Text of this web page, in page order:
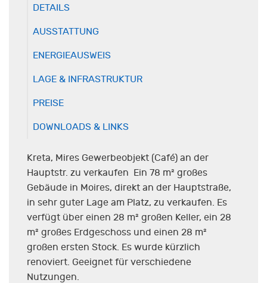
DETAILS
AUSSTATTUNG
ENERGIEAUSWEIS
LAGE & INFRASTRUKTUR
PREISE
DOWNLOADS & LINKS
Kreta, Mires Gewerbeobjekt (Café) an der
Hauptstr. zu verkaufen Ein 78 m² großes
Gebäude in Moires, direkt an der Hauptstraße,
in sehr guter Lage am Platz, zu verkaufen. Es
verfügt über einen 28 m² großen Keller, ein 28
m² großes Erdgeschoss und einen 28 m²
großen ersten Stock. Es wurde kürzlich
renoviert. Geeignet für verschiedene
Nutzungen.